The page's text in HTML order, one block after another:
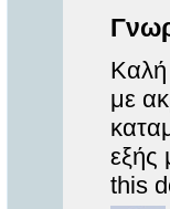
Καλή
με
εξής
this